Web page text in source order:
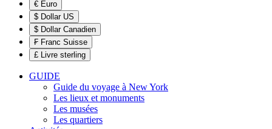
€ Euro
$ Dollar US
$ Dollar Canadien
₣ Franc Suisse
£ Livre sterling
GUIDE
Guide du voyage à New York
Les lieux et monuments
Les musées
Les quartiers